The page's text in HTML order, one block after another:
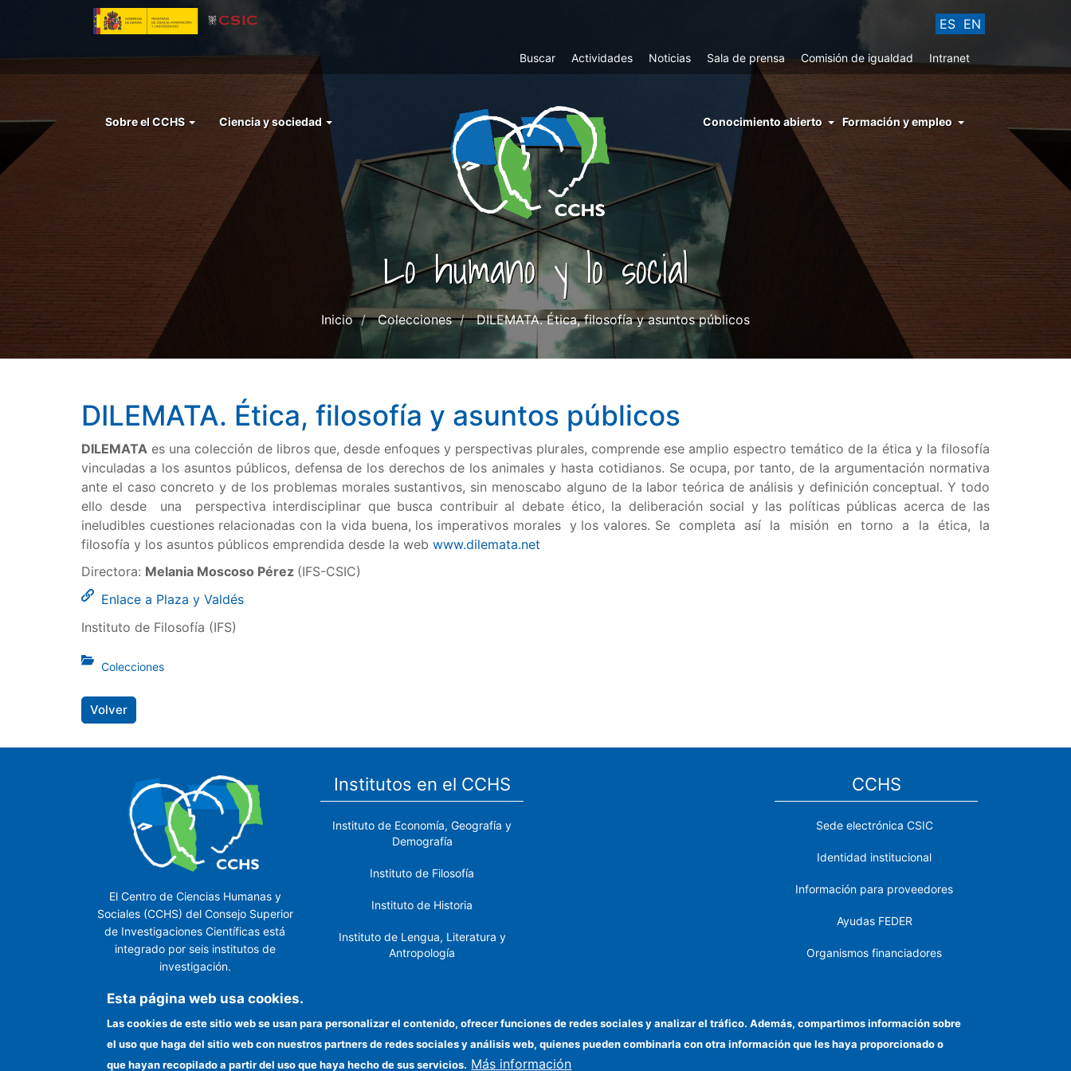
principal
ES EN
Top
Buscar Actividades Noticias Sala de prensa Comisión de igualdad Intranet
Menu
Sobre el CCHS Ciencia y sociedad
menu
conocimiento
abierto
Conocimiento abierto Formación y empleo
Lo humano y lo social
Inicio Colecciones DILEMATA. Ética, filosofía y asuntos públicos
DILEMATA. Ética, filosofía y asuntos públicos
DILEMATA es una colección de libros que, desde enfoques y perspectivas plurales, comprende ese amplio espectro temático de la ética y la filosofía
vinculadas a los asuntos públicos, defensa de los derechos de los animales y hasta cotidianos. Se ocupa, por tanto, de la argumentación normativa
ante el caso concreto y de los problemas morales sustantivos, sin menoscabo alguno de la labor teórica de análisis y definición conceptual. Y todo
ello desde una perspectiva interdisciplinar que busca contribuir al debate ético, la deliberación social y las políticas públicas acerca de las
ineludibles cuestiones relacionadas con la vida buena, los imperativos morales y los valores. Se completa así la misión en torno a la ética, la
filosofía y los asuntos públicos emprendida desde la web www.dilemata.net
Directora: Melania Moscoso Pérez (IFS-CSIC)
Enlace a Plaza y Valdés
Instituto de Filosofía (IFS)
Colecciones
Volver
El Centro de Ciencias Humanas y
Sociales (CCHS) del Consejo Superior
de Investigaciones Científicas está
integrado por seis institutos de
investigación.
Institutos en el CCHS
Instituto de Economía, Geografía y
Demografía
Instituto de Filosofía
Instituto de Historia
Instituto de Lengua, Literatura y
Antropología
Próximo
Instituto de Políticas y Bienes
Públicos
CCHS
Sede electrónica CSIC
Identidad institucional
Información para proveedores
Ayudas FEDER
Organismos financiadores
Cómo llegar
Esta página web usa cookies.
Las cookies de este sitio web se usan para personalizar el contenido, ofrecer funciones de redes sociales y analizar el tráfico. Además, compartimos información sobre
el uso que haga del sitio web con nuestros partners de redes sociales y análisis web, quienes pueden combinarla con otra información que les haya proporcionado o
que hayan recopilado a partir del uso que haya hecho de sus servicios. Más información